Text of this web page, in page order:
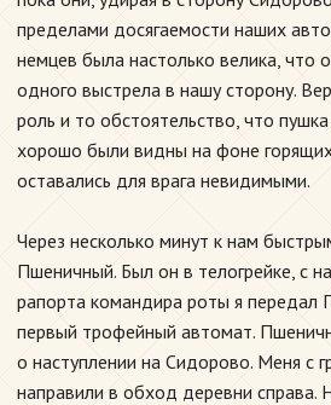
пределами досягаемости наших
немцев была настолько велика, что
одного выстрела в нашу сторону.
роль и то обстоятельство, что
хорошо были видны на фоне
оставались для врага невидимыми.
Через несколько минут к нам
Пшеничный. Был он в телогрейке, с
рапорта командира роты я передал
первый трофейный автомат.
о наступлении на Сидорово. Меня с
направили в обход деревни